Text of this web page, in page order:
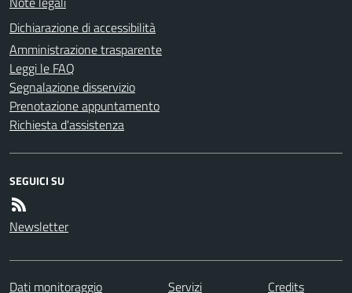
Dichiarazione di accessibilità
Amministrazione trasparente
Leggi le FAQ
Segnalazione disservizio
Prenotazione appuntamento
Richiesta d'assistenza
SEGUICI SU
Newsletter
Dati monitoraggio Servizi Credits